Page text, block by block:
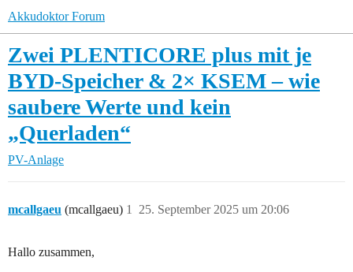
Akkudoktor Forum
Zwei PLENTICORE plus mit je
BYD-Speicher & 2× KSEM – wie
saubere Werte und kein
„Querladen“
PV-Anlage
mcallgaeu (mcallgaeu) 25. September 2025 um 20:06
1
Hallo zusammen,